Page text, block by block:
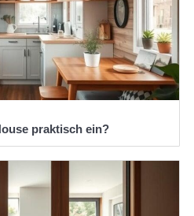
praktisch ein?